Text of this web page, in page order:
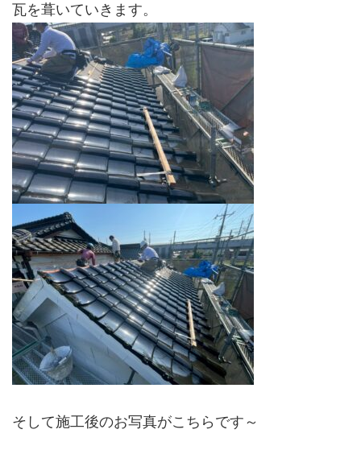
瓦を葺いていきます。
そして施工後のお写真がこちらです～